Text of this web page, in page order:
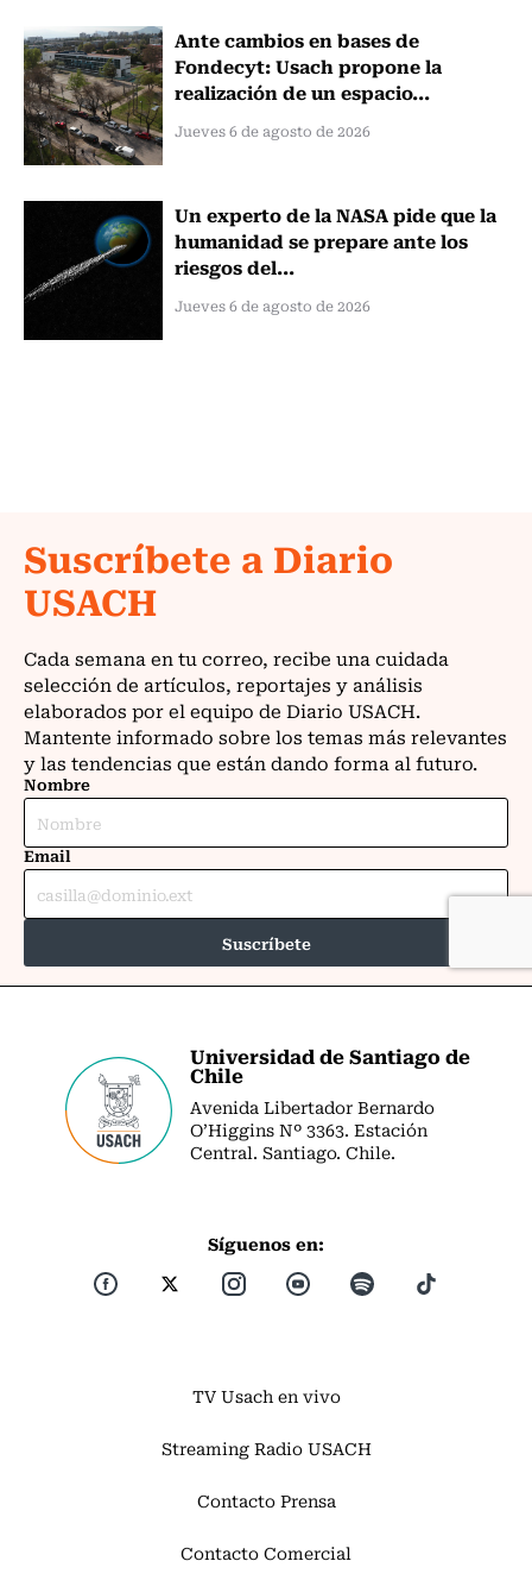
Ante cambios en bases de
Fondecyt: Usach propone la
realización de un espacio...
Jueves 6 de agosto de 2026
Un experto de la NASA pide que la
humanidad se prepare ante los
riesgos del...
Jueves 6 de agosto de 2026
Universidad de Santiago de
Chile
Avenida Libertador Bernardo
O’Higgins Nº 3363. Estación
Central. Santiago. Chile.
Síguenos en:
TV Usach en vivo
Streaming Radio USACH
Contacto Prensa
Contacto Comercial